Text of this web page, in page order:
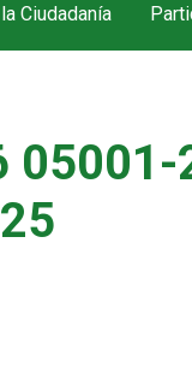
Ciudadanía